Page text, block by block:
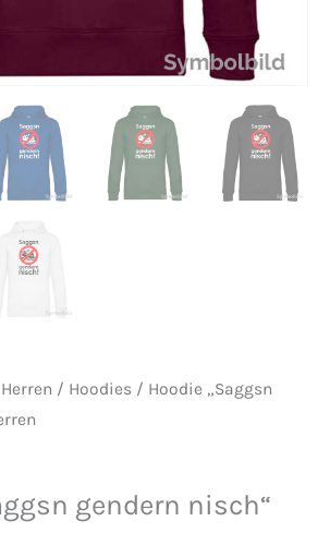
Herren / Hoodies / Hoodie „Saggsn
gendern nisch“